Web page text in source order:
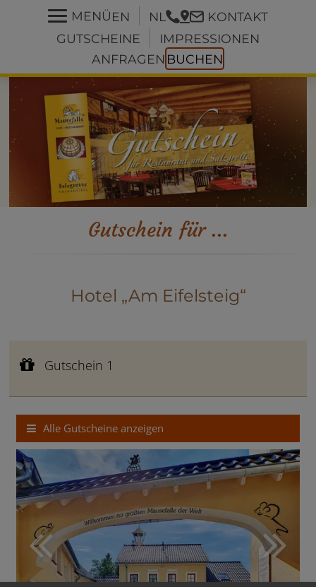
Zum Inhalt springen
Zum Fußbereich springen
MENÜEN NL
KONTAKT
GUTSCHEINE
IMPRESSIONEN
ANFRAGEN BUCHEN
Gutschein für ...
Hotel „Am Eifelsteig“
Gutscheinwert:
Gutschein 1
Alle Gutscheine anzeigen